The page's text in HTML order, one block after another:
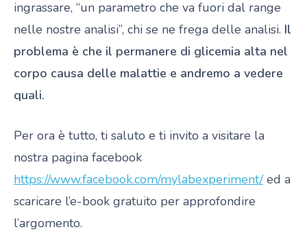
ingrassare, “un parametro che va fuori dal range
nelle nostre analisi”, chi se ne frega delle analisi. Il
problema è che il permanere di glicemia alta nel
corpo causa delle malattie e andremo a vedere
quali.
Per ora è tutto, ti saluto e ti invito a visitare la
nostra pagina facebook
https://www.facebook.com/mylabexperiment/ed a
scaricare l’e-book gratuito per approfondire
l’argomento.